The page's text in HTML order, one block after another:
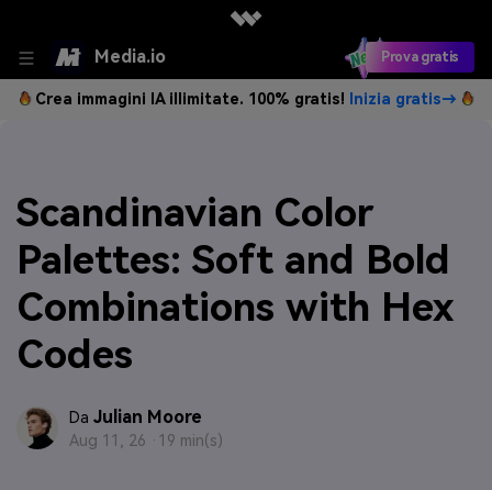
Media.io Prova gratis
Crea immagini IA illimitate. 100% gratis! Inizia gratis→
Scandinavian Color
Palettes: Soft and Bold
Combinations with Hex
Codes
Da Julian Moore
Aug 11, 26 · 19 min(s)